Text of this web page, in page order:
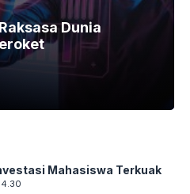
Dunia
Mahasiswa Terkuak